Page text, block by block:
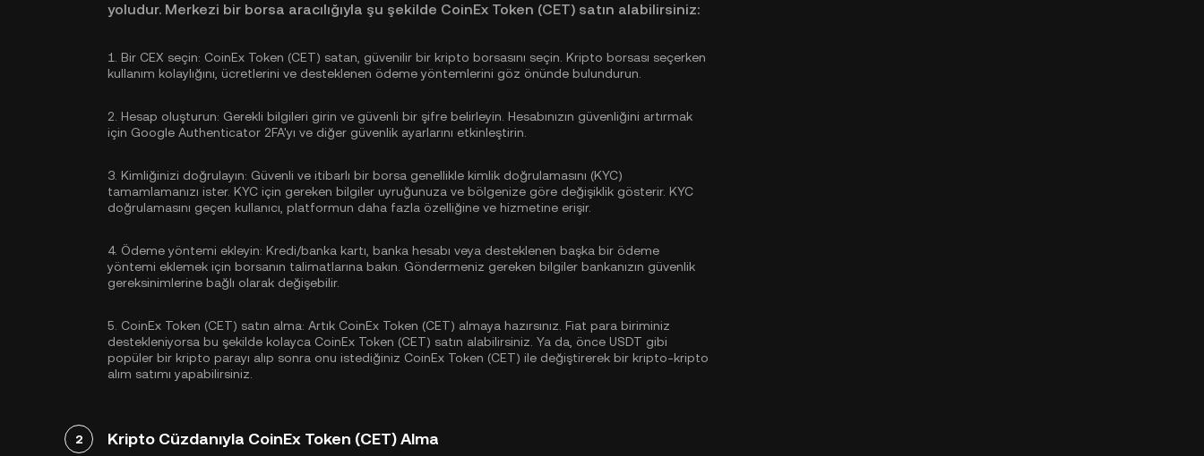
yoludur. Merkezi bir borsa aracılığıyla şu şekilde CoinEx Token (CET) satın alabilirsiniz:
1. Bir CEX seçin: CoinEx Token (CET) satan, güvenilir bir kripto borsasını seçin. Kripto borsası seçerken
kullanım kolaylığını, ücretlerini ve desteklenen ödeme yöntemlerini göz önünde bulundurun.
2. Hesap oluşturun: Gerekli bilgileri girin ve güvenli bir şifre belirleyin. Hesabınızın güvenliğini artırmak
için Google Authenticator 2FA'yı ve diğer güvenlik ayarlarını etkinleştirin.
3. Kimliğinizi doğrulayın: Güvenli ve itibarlı bir borsa genellikle kimlik doğrulamasını (KYC)
tamamlamanızı ister. KYC için gereken bilgiler uyruğunuza ve bölgenize göre değişiklik gösterir. KYC
doğrulamasını geçen kullanıcı, platformun daha fazla özelliğine ve hizmetine erişir.
4. Ödeme yöntemi ekleyin: Kredi/banka kartı, banka hesabı veya desteklenen başka bir ödeme
yöntemi eklemek için borsanın talimatlarına bakın. Göndermeniz gereken bilgiler bankanızın güvenlik
gereksinimlerine bağlı olarak değişebilir.
5. CoinEx Token (CET) satın alma: Artık CoinEx Token (CET) almaya hazırsınız. Fiat para biriminiz
destekleniyorsa bu şekilde kolayca CoinEx Token (CET) satın alabilirsiniz. Ya da, önce USDT gibi
popüler bir kripto parayı alıp sonra onu istediğiniz CoinEx Token (CET) ile değiştirerek bir kripto-kripto
alım satımı yapabilirsiniz.
2 Kripto Cüzdanıyla CoinEx Token (CET) Alma